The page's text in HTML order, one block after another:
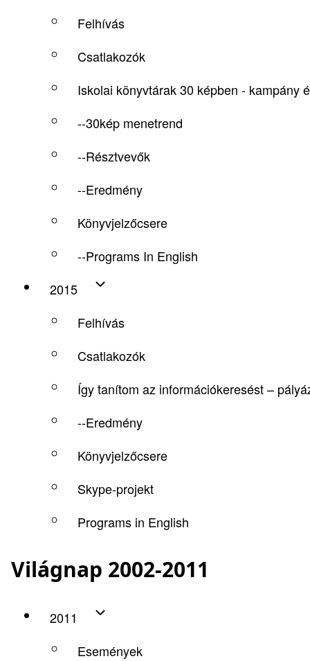
Felhívás
Csatlakozók
Iskolai könyvtárak 30 képben - kampány
--30kép menetrend
--Résztvevők
--Eredmény
Könyvjelzőcsere
--Programs In English
2015
Felhívás
Csatlakozók
Így tanítom az információkeresést –
--Eredmény
Könyvjelzőcsere
Skype-projekt
Programs in English
Világnap 2002-2011
2011
Események